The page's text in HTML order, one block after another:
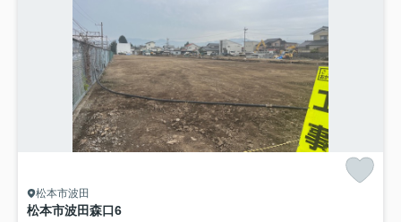
松本市波田
松本市波田森口6